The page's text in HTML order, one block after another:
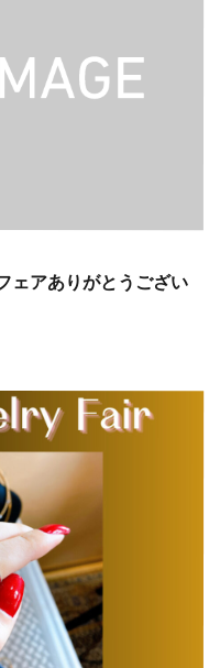
ェアありがとうござい